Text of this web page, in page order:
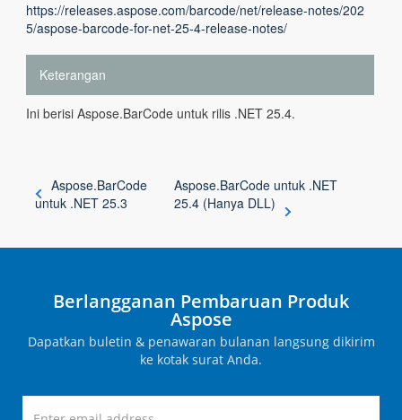
https://releases.aspose.com/barcode/net/release-notes/202
5/aspose-barcode-for-net-25-4-release-notes/
Keterangan
Ini berisi Aspose.BarCode untuk rilis .NET 25.4.
Aspose.BarCode
untuk .NET 25.3
Aspose.BarCode untuk .NET
25.4 (Hanya DLL)
Berlangganan Pembaruan Produk
Aspose
Dapatkan buletin & penawaran bulanan langsung dikirim
ke kotak surat Anda.